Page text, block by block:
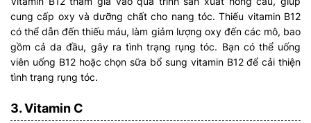
cung cấp oxy và dưỡng chất cho nang tóc. Thiếu vitamin B12
có thể dẫn đến thiếu máu, làm giảm lượng oxy đến các mô, bao
gồm cả da đầu, gây ra tình trạng rụng tóc. Bạn có thể uống
viên uống B12 hoặc chọn sữa bổ sung vitamin B12 để cải thiện
tình trạng rụng tóc.
3. Vitamin C